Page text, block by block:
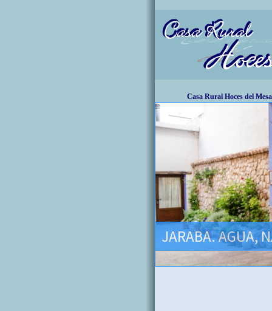
Casa Rural Hoces del
JARABA. AGUA,